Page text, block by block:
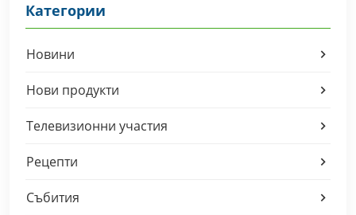
Категории
Новини
Нови продукти
Телевизионни участия
Рецепти
Събития